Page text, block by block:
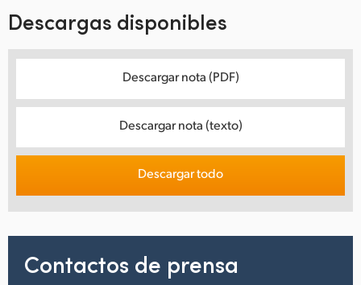
Descargas disponibles
Descargar nota (PDF)
Descargar nota (texto)
Descargar todo
Contactos de prensa